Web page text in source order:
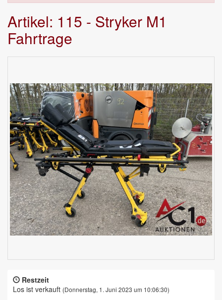
Artikel: 115 - Stryker M1
Fahrtrage
Restzeit
Los ist verkauft (Donnerstag, 1. Juni 2023 um 10:06:30)